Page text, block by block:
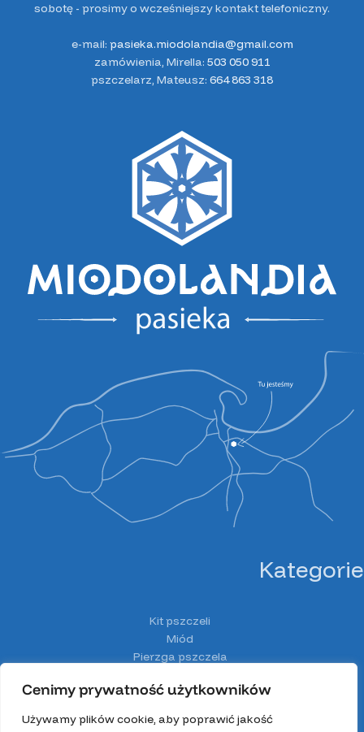
Cenimy prywatność użytkowników
Używamy plików cookie, aby poprawić jakość
sobotę - prosimy o wcześniejszy kontakt telefoniczny.
e-mail: pasieka.miodolandia@gmail.com
zamówienia, Mirella: 503 050 911
pszczelarz, Mateusz: 664 863 318
Kategorie
Kit pszczeli
Miód
Pierzga pszczela
Spiżarnia Miodolandia
Z głową w ulu